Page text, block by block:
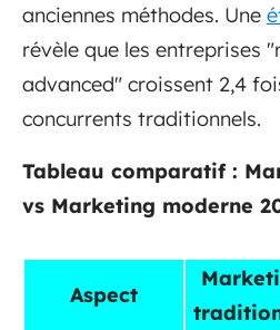
anciennes méthodes. Une
révèle que les entreprises
advanced" croissent 2,4
concurrents traditionnels.
Tableau comparatif :
vs Marketing moderne
Aspect